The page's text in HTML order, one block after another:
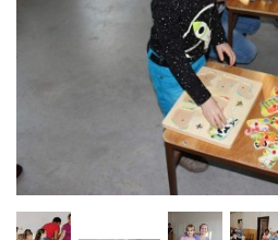
PLÁNOVANÉ AKCE